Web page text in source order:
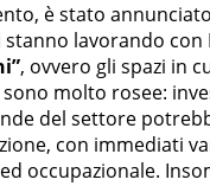
è stato annunciato
lavorando
, ovvero gli spazi in
molto rosee:
del settore
con immediati
occupazionale.